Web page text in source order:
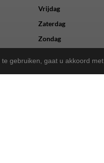
Vrijdag
Zaterdag
Zondag
gebruiken, gaat u akkoord